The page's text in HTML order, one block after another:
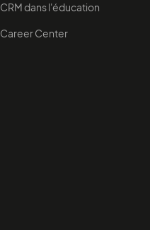
CRM dans l'éducation
Career Center